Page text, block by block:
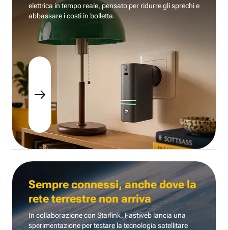
elettrica in tempo reale, pensato per ridurre gli sprechi e
abbassare i costi in bolletta.
Sempre connessi, anche dove la
rete terrestre non arriva
In collaborazione con Starlink, Fastweb lancia una
sperimentazione per testare la tecnologia satellitare